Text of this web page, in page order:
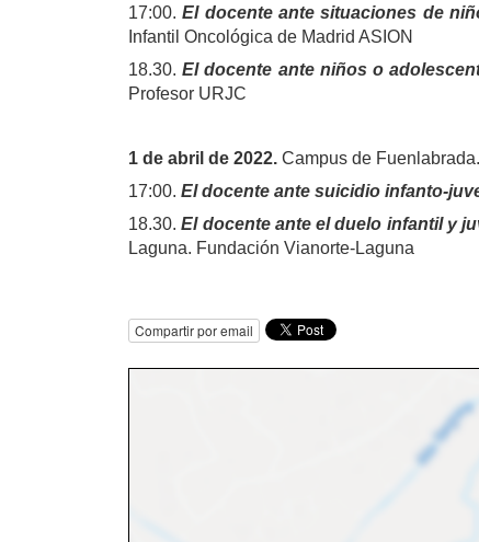
17:00.El docente ante situaciones de
Infantil Oncológica de Madrid ASION
18.30.El docente ante niños o
Profesor URJC
1 de abril de 2022. Campus de
17:00. El docente ante suicidio infanto-
18.30.El docente ante el duelo infantil y
Laguna. Fundación Vianorte-Laguna
Compartir por email